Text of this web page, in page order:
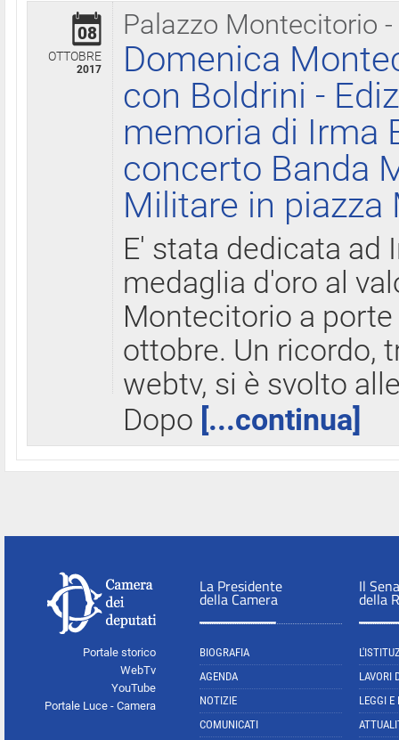
Palazzo Montecitorio
08
OTTOBRE
2017
Domenica
con Boldrini -
memoria di Irma
concerto Banda
Militare in
E' stata dedicata ad
medaglia d'oro al
Montecitorio a
ottobre. Un ricordo,
webtv, si è svolto
Dopo [...continua]
Portale storico
WebTv
YouTube
Portale Luce - Camera
La Presidente
della Camera
BIOGRAFIA
AGENDA
NOTIZIE
COMUNICATI
Il
della
LAVORI
LEGGI E